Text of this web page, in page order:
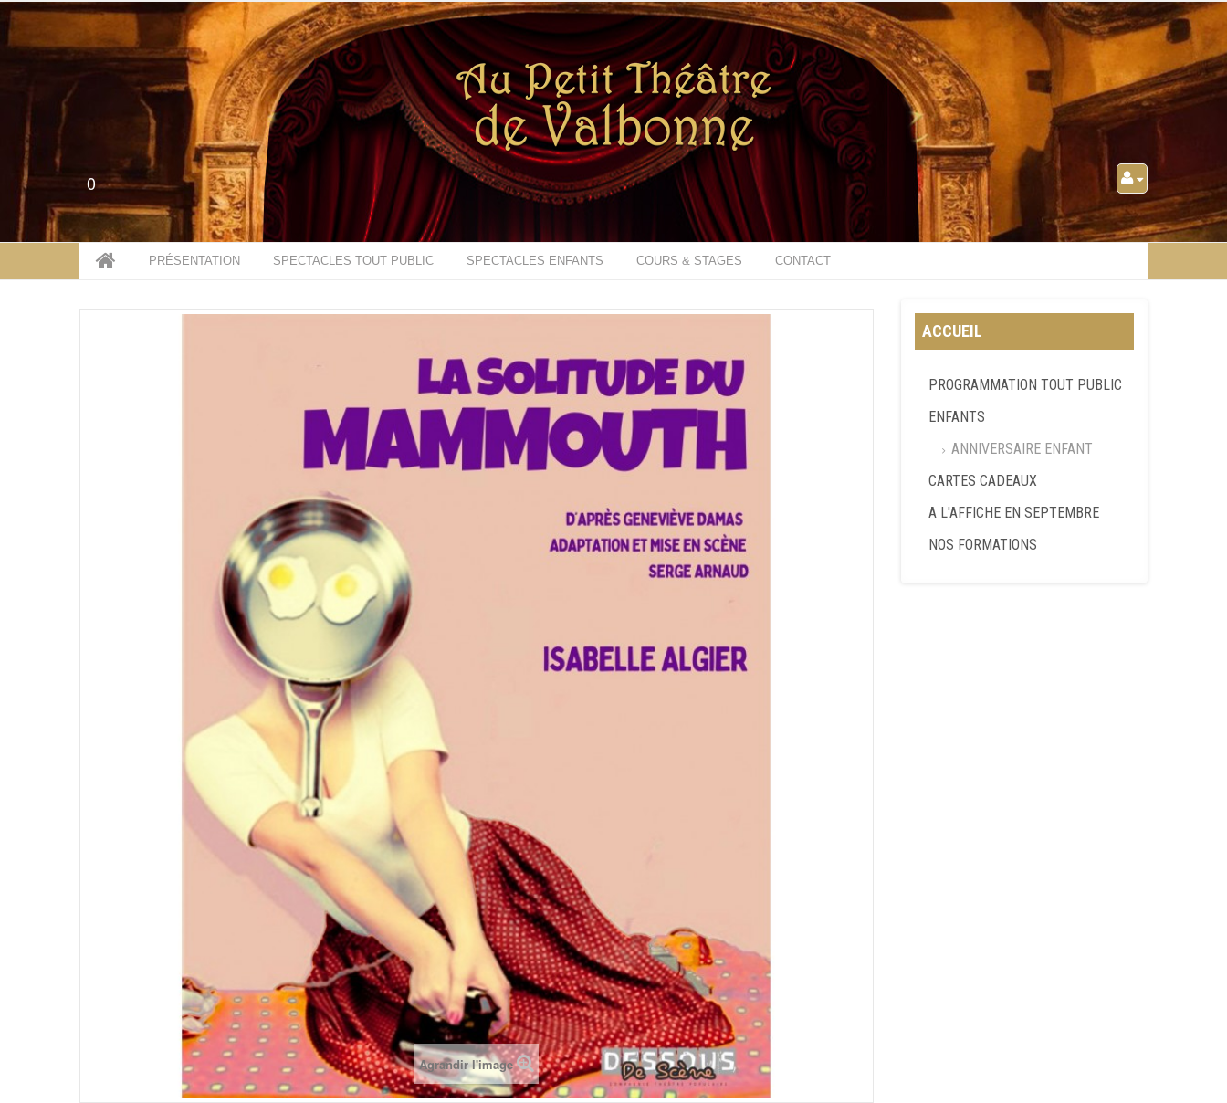
0
PRÉSENTATION SPECTACLES TOUT PUBLIC SPECTACLES ENFANTS COURS & STAGES CONTACT
Agrandir l'image
ACCUEIL
PROGRAMMATION TOUT PUBLIC
ENFANTS
ANNIVERSAIRE ENFANT
CARTES CADEAUX
A L'AFFICHE EN SEPTEMBRE
NOS FORMATIONS